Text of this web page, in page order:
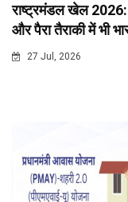
राष्ट्रमंडल खेल 2026:
और पैरा तैराकी में भी
27 Jul, 2026